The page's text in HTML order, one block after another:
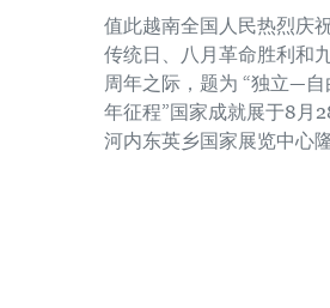
值此越南全国人民热烈庆
传统日、八月革命胜利和
周年之际，题为 “独立—
年征程”国家成就展于8月
河内东英乡国家展览中心